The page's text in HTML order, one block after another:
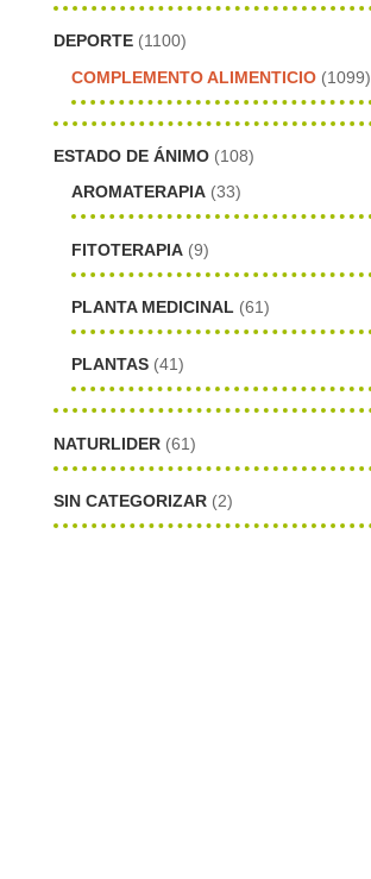
DEPORTE (1100)
COMPLEMENTO ALIMENTICIO (1099)
ESTADO DE ÁNIMO (108)
AROMATERAPIA (33)
FITOTERAPIA (9)
PLANTA MEDICINAL (61)
PLANTAS (41)
NATURLIDER (61)
SIN CATEGORIZAR (2)